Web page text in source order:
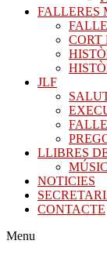
FALLERES
CORT
JLF
LLIBRES
NOTICIES
CONTACTE
Menu